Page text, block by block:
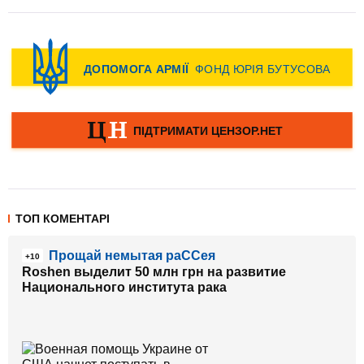
ТОП КОМЕНТАРІ
+10
Прощай немытая раССея
Roshen выделит 50 млн грн на развитие
Национального института рака